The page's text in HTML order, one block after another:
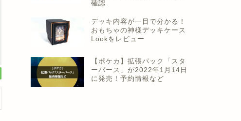
確認
デッキ内容が一目で分かる！
おもちゃの神様デッキケース
Lookをレビュー
【ポケカ】拡張パック「スタ
ーバース」が2022年1月14日
に発売！予約情報など